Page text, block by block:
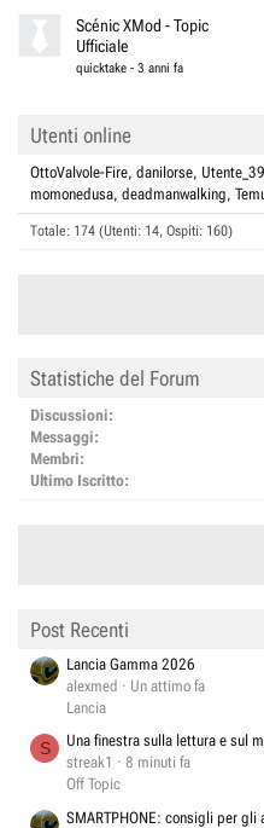
silenzioso e affidabile.
Scénic XMod - Topic
Ufficiale
quicktake -3 anni fa
Utenti online
OttoValvole-Fire danilorse
momonedusa deadmanwalking
Totale: 174 (Utenti: 14, Ospiti: 160)
Statistiche del Forum
Discussioni
Messaggi
Membri
Ultimo Iscritto
Post Recenti
Lancia Gamma 2026
alexmed
Un attimo fa
Lancia
S
Una finestra sulla lettura e sul
streak1
8 minuti fa
Off Topic
SMARTPHONE: consigli per gli